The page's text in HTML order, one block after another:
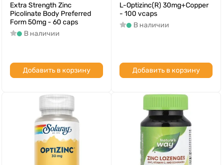
Extra Strength Zinc
Picolinate Body Preferred
Form 50mg - 60 caps
В наличии
Добавить в корзину
L-Optizinc(R) 30mg+Copper
- 100 vcaps
В наличии
Добавить в корзину